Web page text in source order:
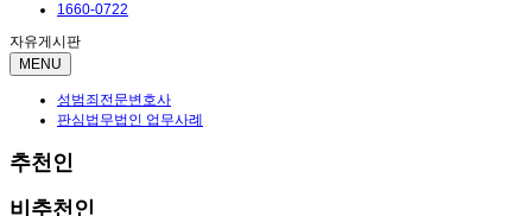
1660-0722
자유게시판
MENU
성범죄전문변호사
판심법무법인 업무사례
추천인
비추천인